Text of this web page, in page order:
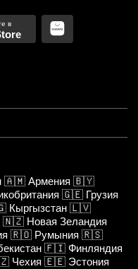
🇦🇲 Армения 🇧🇾
🇬🇪 Грузия
Кыргызстан 🇱🇻
🇳🇿 Новая Зеландия
🇷🇴 Румыния 🇷🇸
🇫🇮 Финляндия
Чехия 🇪🇪 Эстония